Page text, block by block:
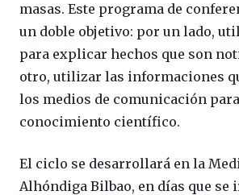
masas. Este programa de
un doble objetivo: por un lado,
para explicar hechos que son
otro, utilizar las informaciones
los medios de comunicación
conocimiento científico.
El ciclo se desarrollará en la
Alhóndiga Bilbao, en días que se